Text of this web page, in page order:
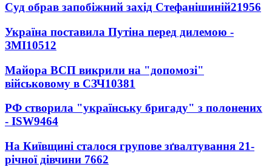
Суд обрав запобіжний захід Стефанішиній21956
Україна поставила Путіна перед дилемою -
ЗМІ10512
Майора ВСП викрили на "допомозі"
військовому в СЗЧ10381
РФ створила "українську бригаду" з полонених
- ISW9464
На Київщині сталося групове зґвалтування 21-
річної дівчини 7662